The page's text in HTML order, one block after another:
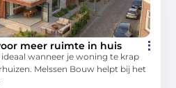
meer ruimte in huis
wanneer je woning te krap
Melssen Bouw helpt bij het